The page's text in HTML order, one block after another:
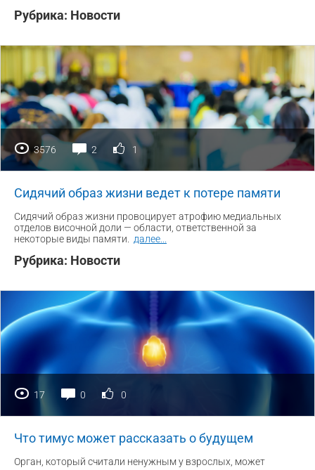
Рубрика: Новости
3576 2 1
Сидячий образ жизни ведет к потере памяти
Сидячий образ жизни провоцирует атрофию медиальных
отделов височной доли — области, ответственной за
некоторые виды памяти.
далее
Рубрика: Новости
17 0 0
Что тимус может рассказать о будущем
Орган, который считали ненужным у взрослых, может